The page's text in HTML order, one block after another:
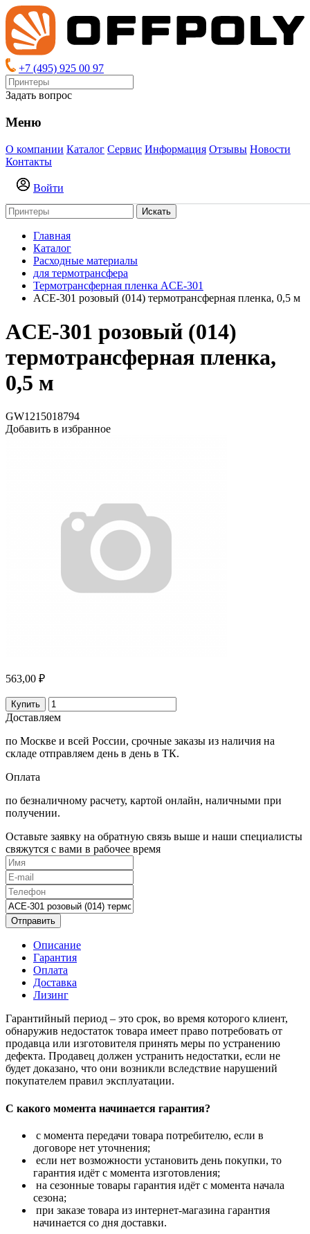
+7 (495) 925 00 97
Задать вопрос
Меню
О компании Каталог Сервис Информация Отзывы Новости
Контакты
Войти
Искать
Главная
Каталог
Расходные материалы
для термотрансфера
Термотрансферная пленка ACE-301
ACE-301 розовый (014) термотрансферная пленка, 0,5 м
ACE-301 розовый (014)
термотрансферная пленка,
0,5 м
GW1215018794
Добавить в избранное
563,00 ₽
Купить
Доставляем
по Москве и всей России, срочные заказы из наличия на
складе отправляем день в день в ТК.
Оплата
по безналичному расчету, картой онлайн, наличными при
получении.
Оставьте заявку на обратную связь выше и наши специалисты
свяжутся с вами в рабочее время
Отправить
Описание
Гарантия
Оплата
Доставка
Лизинг
Гарантийный период – это срок, во время которого клиент,
обнаружив недостаток товара имеет право потребовать от
продавца или изготовителя принять меры по устранению
дефекта. Продавец должен устранить недостатки, если не
будет доказано, что они возникли вследствие нарушений
покупателем правил эксплуатации.
С какого момента начинается гарантия?
с момента передачи товара потребителю, если в
договоре нет уточнения;
если нет возможности установить день покупки, то
гарантия идёт с момента изготовления;
на сезонные товары гарантия идёт с момента начала
сезона;
при заказе товара из интернет-магазина гарантия
начинается со дня доставки.